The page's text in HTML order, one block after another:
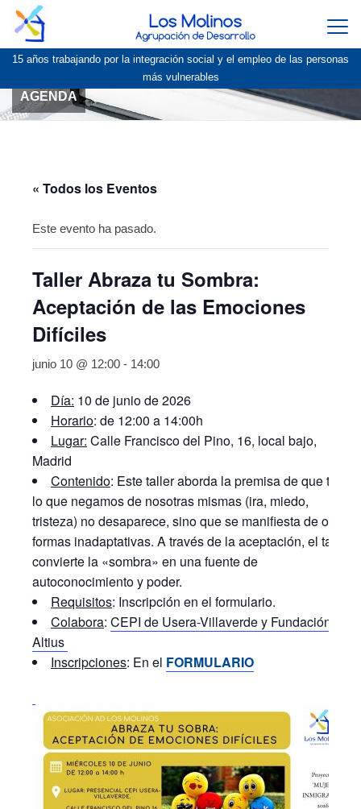
15 años trabajando por la integración social y el empleo de las personas
más vulnerables
AGENDA
« Todos los Eventos
Este evento ha pasado.
Taller Abraza tu Sombra:
Aceptación de las Emociones
Difíciles
junio 10 @ 12:00 - 14:00
Día: 10 de junio de 2026
Horario: de 12:00 a 14:00h
Lugar: Calle Francisco del Pino, 16, local bajo,
Madrid
Contenido: Este taller aborda la premisa de que todo
lo que negamos de nosotras mismas (ira, miedo,
tristeza) no desaparece, sino que se manifiesta de otras
formas inadaptativas. A través de la aceptación, el taller
convierte la «sombra» en una fuente de
autoconocimiento y poder.
Requisitos: Inscripción en el formulario.
Colabora: CEPI de Usera-Villaverde y Fundación
Altius
Inscripciones: En el FORMULARIO